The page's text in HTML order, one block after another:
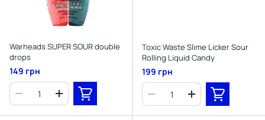
Warheads SUPER SOUR double
drops
149 грн
Toxic Waste Slime Licker Sour
Rolling Liquid Candy
199 грн